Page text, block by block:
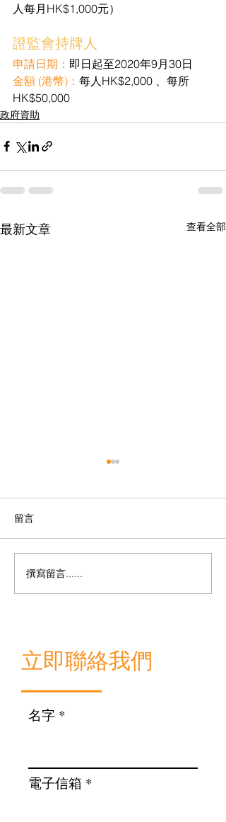
人每月 HK$1,000元）
證監會持牌人
申請日期： 即日起至2020年9月30日
金額 (港幣)： 每人HK$2,000 、每所
HK$50,000
政府資助
最新文章 查看全部
面對政府眾多資助基金，
唔識點申請？合唔合資格
留言
撰寫留言......
​立即聯絡我們
名字
電子信箱